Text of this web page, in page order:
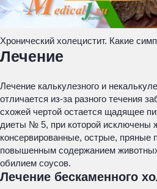
Хронический холецистит. Какие
Лечение
Лечение калькулезного и
отличается из-за разного течения
схожей чертой остается щадящее
диеты № 5, при которой исключены
консервированные, острые, пряные
повышенным содержанием
обилием соусов.
Лечение бескаменного